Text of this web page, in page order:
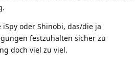
oder Shinobi, das/die ja
festzuhalten sicher zu
doch viel zu viel.